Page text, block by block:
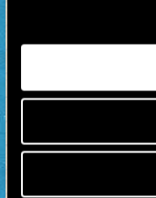
GRATA
Obrigado pela
#MerryBlues #
Promessas -
Verde: